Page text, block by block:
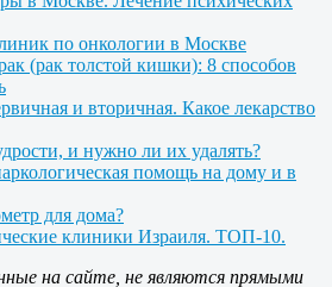
по онкологии в Москве
(рак толстой кишки): 8 способов
и вторичная. Какое лекарство
и нужно ли их удалять?
помощь на дому и в
для дома?
клиники Израиля. ТОП-10.
на сайте, не являются прямыми